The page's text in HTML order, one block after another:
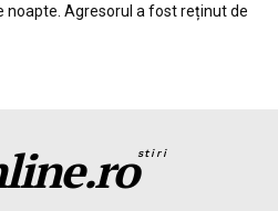
noapte. Agresorul a fost reținut de
stiri